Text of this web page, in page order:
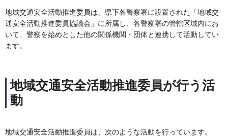
地域交通安全活動推進委員は、県下各警察署に設置された「地域交
通安全活動推進委員協議会」に所属し、各警察署の管轄区域内にお
いて、警察を始めとした他の関係機関・団体と連携して活動してい
ます。
地域交通安全活動推進委員が行う活
動
地域交通安全活動推進委員は、次のような活動を行っています。